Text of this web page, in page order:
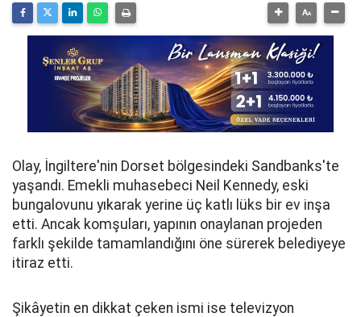
Olay, İngiltere'nin Dorset bölgesindeki Sandbanks'te
yaşandı. Emekli muhasebeci Neil Kennedy, eski
bungalovunu yıkarak yerine üç katlı lüks bir ev inşa
etti. Ancak komşuları, yapının onaylanan projeden
farklı şekilde tamamlandığını öne sürerek belediyeye
itiraz etti.
Şikâyetin en dikkat çeken ismi ise televizyon